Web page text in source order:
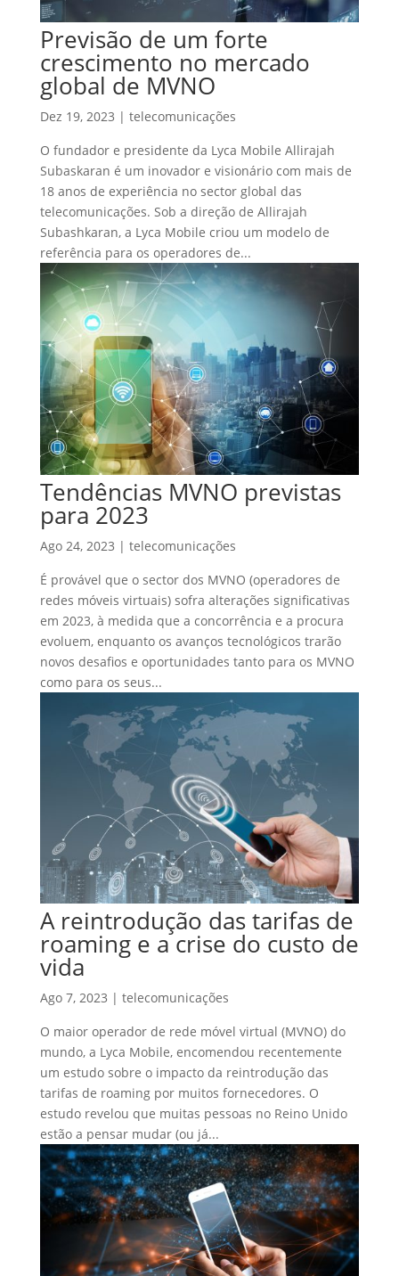
Previsão de um forte
crescimento no mercado
global de MVNO
Dez 19, 2023 | telecomunicações
O fundador e presidente da Lyca Mobile Allirajah
Subaskaran é um inovador e visionário com mais de
18 anos de experiência no sector global das
telecomunicações. Sob a direção de Allirajah
Subashkaran, a Lyca Mobile criou um modelo de
referência para os operadores de...
Tendências MVNO previstas
para 2023
Ago 24, 2023 | telecomunicações
É provável que o sector dos MVNO (operadores de
redes móveis virtuais) sofra alterações significativas
em 2023, à medida que a concorrência e a procura
evoluem, enquanto os avanços tecnológicos trarão
novos desafios e oportunidades tanto para os MVNO
como para os seus...
A reintrodução das tarifas de
roaming e a crise do custo de
vida
Ago 7, 2023 | telecomunicações
O maior operador de rede móvel virtual (MVNO) do
mundo, a Lyca Mobile, encomendou recentemente
um estudo sobre o impacto da reintrodução das
tarifas de roaming por muitos fornecedores. O
estudo revelou que muitas pessoas no Reino Unido
estão a pensar mudar (ou já...